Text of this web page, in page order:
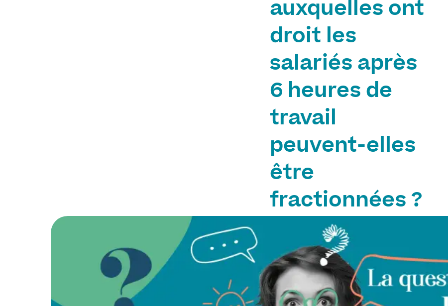
auxquelles ont
droit les
salariés après
6 heures de
travail
peuvent-elles
être
fractionnées ?